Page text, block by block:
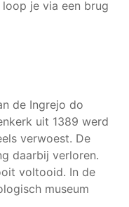
je via een brug
de Ingrejo do
uit 1389 werd
verwoest. De
daarbij verloren.
voltooid. In de
museum